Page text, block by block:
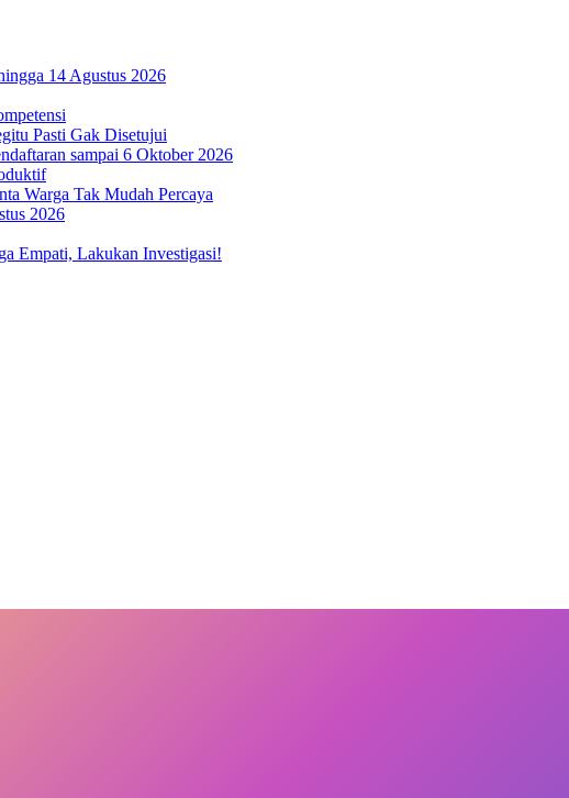
14 Agustus 2026
Pasti Gak Disetujui
sampai 6 Oktober 2026
Warga Tak Mudah Percaya
2026
Empati, Lakukan Investigasi!